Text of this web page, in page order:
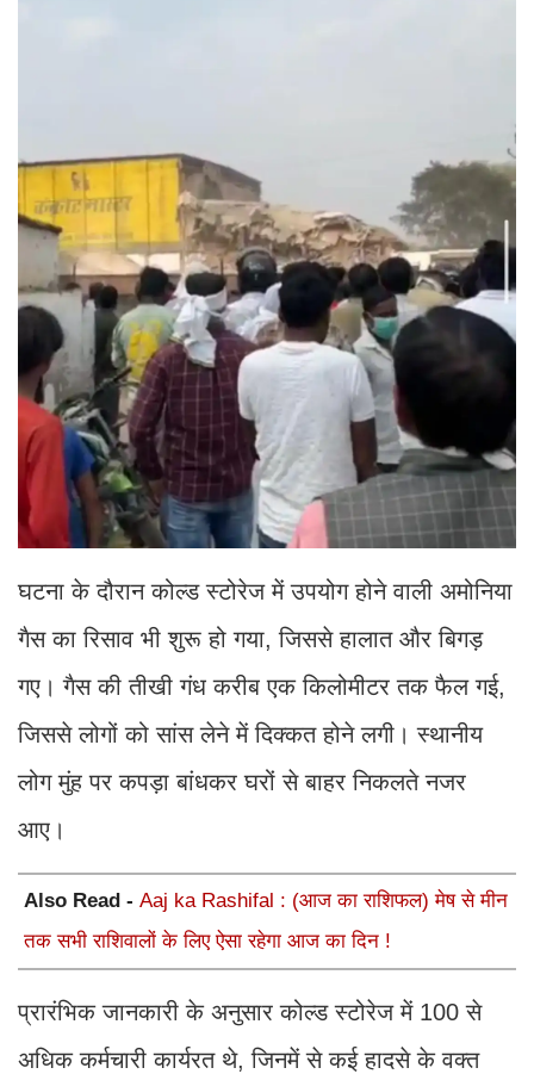
घटना के दौरान कोल्ड स्टोरेज में उपयोग होने वाली अमोनिया
गैस का रिसाव भी शुरू हो गया, जिससे हालात और बिगड़
गए। गैस की तीखी गंध करीब एक किलोमीटर तक फैल गई,
जिससे लोगों को सांस लेने में दिक्कत होने लगी। स्थानीय
लोग मुंह पर कपड़ा बांधकर घरों से बाहर निकलते नजर
आए।
Also Read - Aaj ka Rashifal : (आज का राशिफल) मेष से मीन
तक सभी राशिवालों के लिए ऐसा रहेगा आज का दिन !
प्रारंभिक जानकारी के अनुसार कोल्ड स्टोरेज में 100 से
अधिक कर्मचारी कार्यरत थे, जिनमें से कई हादसे के वक्त